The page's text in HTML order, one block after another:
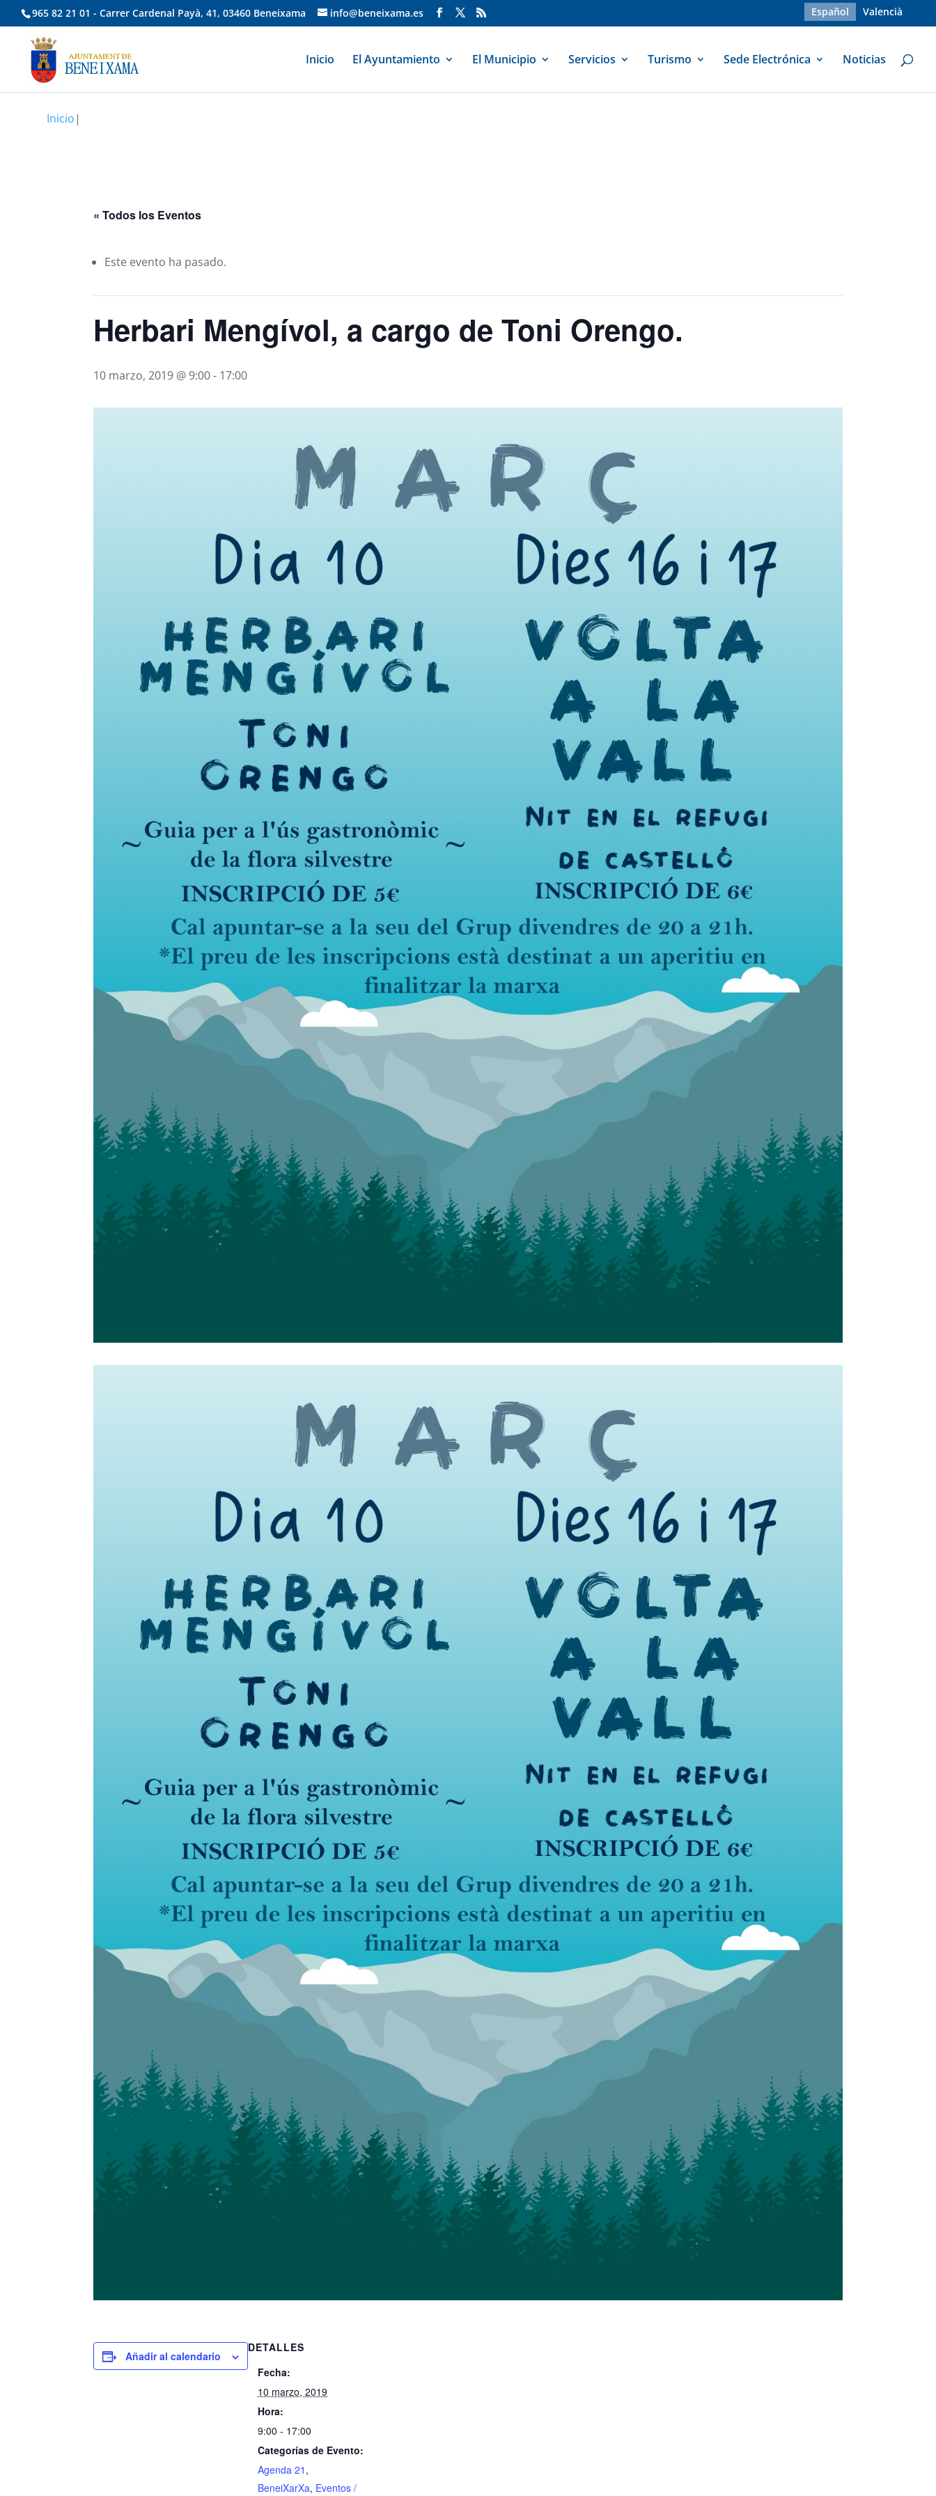
965 82 21 01 - Carrer Cardenal Payà, 41, 03460 Beneixama info@beneixama.es Español Valencià
Inicio El Ayuntamiento El Municipio Servicios Turismo Sede Electrónica Noticias
Inicio|
« Todos los Eventos
Este evento ha pasado.
Herbari Mengívol, a cargo de Toni Orengo.
10 marzo, 2019 @ 9:00- 17:00
Añadir al calendario
DETALLES
Fecha:
10 marzo, 2019
Hora:
9:00 - 17:00
Categorías de Evento:
Agenda 21 ,
BeneiXarXa, Eventos /